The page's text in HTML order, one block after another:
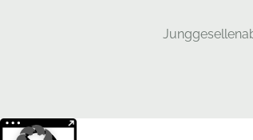
Weitere Informationen über den gesperrten Inhalt.